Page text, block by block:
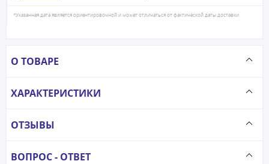
*Указанная дата является ориентировочной и может отличаться от фактической даты доставки
О ТОВАРЕ
ХАРАКТЕРИСТИКИ
ОТЗЫВЫ
ВОПРОС - ОТВЕТ